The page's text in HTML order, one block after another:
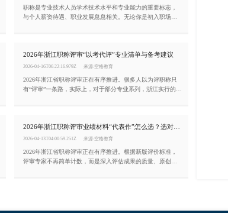
职称是专业技术人员学术技术水平和专业能力的重要标志，
与个人薪资待遇、职业发展息息相关。无论你是初入职场的
2026年浙江职称评审“以考代评”专业清单与备考建议
2026-04-16T06:22:16.979Z 来源:空格教育
2026年浙江省职称评审正在有序推进。很多人以为评职称只
有“评审”一条路，实际上，对于部分专业系列，浙江实行的
2026年浙江职称评审业绩材料“代表作”怎么选？选对了等于成功一半
2026-04-13T04:00:59.251Z 来源:空格教育
2026年浙江省职称评审正在有序推进。根据新版评价标准，
评审专家不再简单计数，而是深入评估成果的质量、原创价